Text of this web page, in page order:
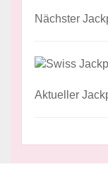
Nächster
Aktueller